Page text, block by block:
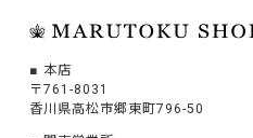
本店
〒761-8031
香川県高松市郷東町796-50